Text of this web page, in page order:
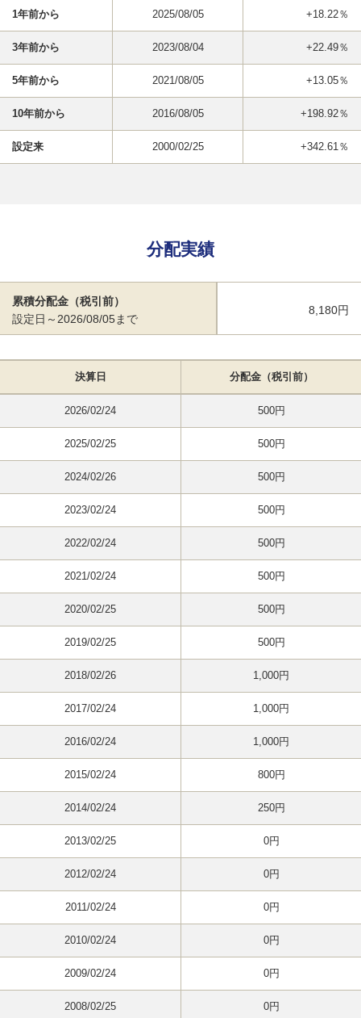
1年前から 2025/08/05 +18.22％
3年前から 2023/08/04 +22.49％
5年前から 2021/08/05 +13.05％
10年前から 2016/08/05 +198.92％
設定来 2000/02/25 +342.61％
分配実績
累積分配金（税引前）
設定日～2026/08/05まで
8,180円
決算日 分配金（税引前）
2026/02/24 500円
2025/02/25 500円
2024/02/26 500円
2023/02/24 500円
2022/02/24 500円
2021/02/24 500円
2020/02/25 500円
2019/02/25 500円
2018/02/26 1,000円
2017/02/24 1,000円
2016/02/24 1,000円
2015/02/24 800円
2014/02/24 250円
2013/02/25 0円
2012/02/24 0円
2011/02/24 0円
2010/02/24 0円
2009/02/24 0円
2008/02/25 0円